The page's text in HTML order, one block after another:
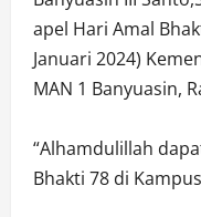
apel Hari Amal
Januari 2024)
MAN 1 Banyuasin,
“Alhamdulillah
Bhakti 78 di